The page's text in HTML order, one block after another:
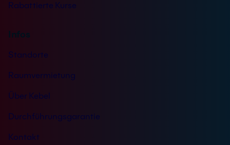
Rabattierte Kurse
Infos
Standorte
Raumvermietung
Über Kebel
Durchführungsgarantie
Kontakt